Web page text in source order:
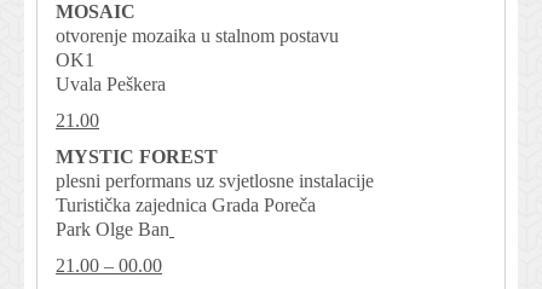
MOSAIC
otvorenje mozaika u stalnom postavu
OK1
Uvala Peškera
21.00
MYSTIC FOREST
plesni performans uz svjetlosne instalacije
Turistička zajednica Grada Poreča
Park Olge Ban
21.00 – 00.00